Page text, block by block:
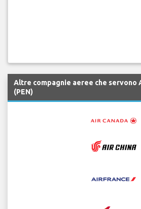
Altre compagnie aeree che servono
(PEN)